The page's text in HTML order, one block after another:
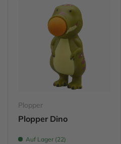
Plopper
Plopper Dino
Auf Lager (22)